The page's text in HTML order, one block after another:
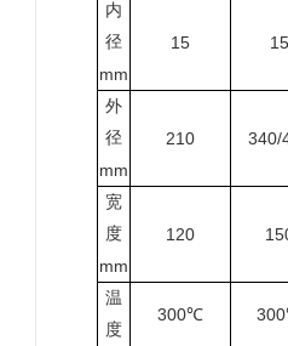
内
径
mm
15 15
外
径
mm
210 340/
宽
度
mm
120
温
度
300℃